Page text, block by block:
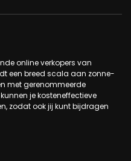
online verkopers van
een breed scala aan zonne-
met gerenommeerde
je kosteneffectieve
zodat ook jij kunt bijdragen